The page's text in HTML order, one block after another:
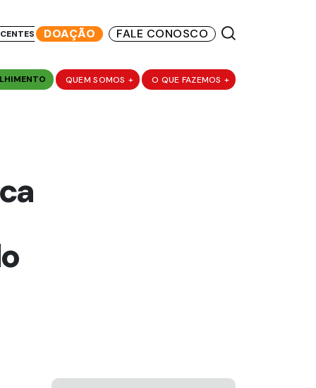
DOAÇÃO FALE CONOSCO
QUEM SOMOS + O QUE FAZEMOS +